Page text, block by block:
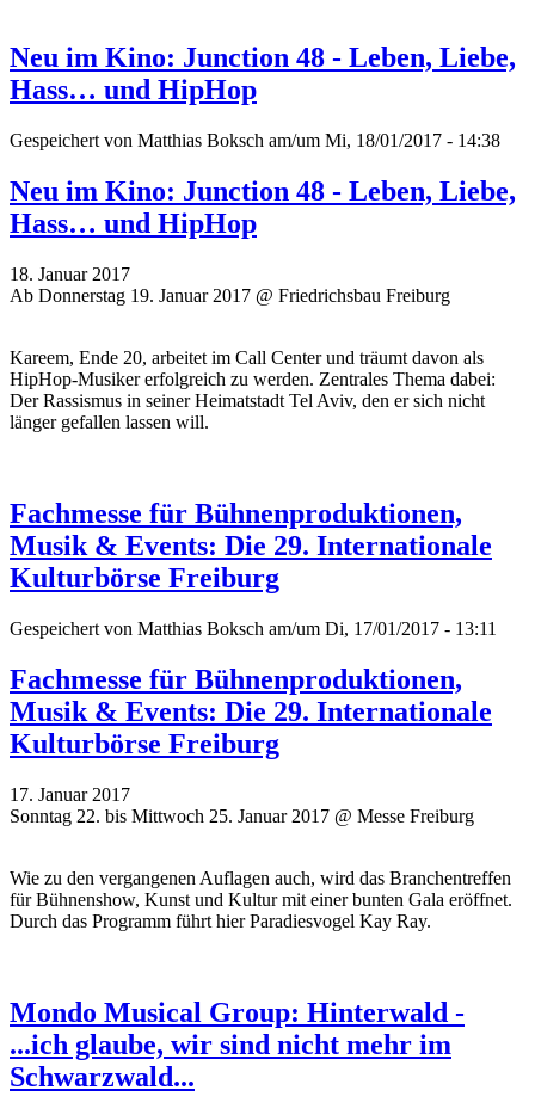
Neu im Kino: Junction 48 - Leben, Liebe,
Hass… und HipHop
Gespeichert von Matthias Boksch am/um Mi, 18/01/2017 - 14:38
Neu im Kino: Junction 48 - Leben, Liebe,
Hass… und HipHop
18. Januar 2017
Ab Donnerstag 19. Januar 2017 @ Friedrichsbau Freiburg
Kareem, Ende 20, arbeitet im Call Center und träumt davon als
HipHop-Musiker erfolgreich zu werden. Zentrales Thema dabei:
Der Rassismus in seiner Heimatstadt Tel Aviv, den er sich nicht
länger gefallen lassen will.
Fachmesse für Bühnenproduktionen,
Musik & Events: Die 29. Internationale
Kulturbörse Freiburg
Gespeichert von Matthias Boksch am/um Di, 17/01/2017 - 13:11
Fachmesse für Bühnenproduktionen,
Musik & Events: Die 29. Internationale
Kulturbörse Freiburg
17. Januar 2017
Sonntag 22. bis Mittwoch 25. Januar 2017 @ Messe Freiburg
Wie zu den vergangenen Auflagen auch, wird das Branchentreffen
für Bühnenshow, Kunst und Kultur mit einer bunten Gala eröffnet.
Durch das Programm führt hier Paradiesvogel Kay Ray.
Mondo Musical Group: Hinterwald -
...ich glaube, wir sind nicht mehr im
Schwarzwald...